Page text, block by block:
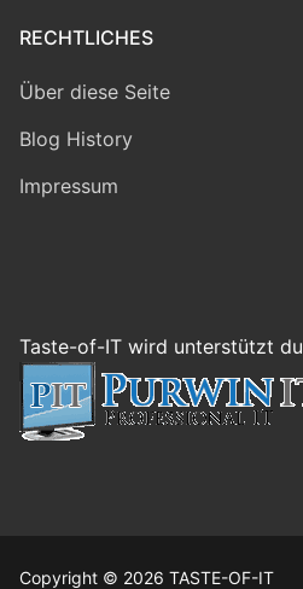
RECHTLICHES
Über diese Seite
Blog History
Impressum
Taste-of-IT wird unterstützt
Copyright © 2026 TASTE-OF-IT